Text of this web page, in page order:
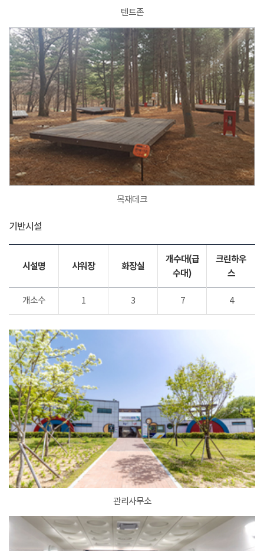
텐트존
목재데크
기반시설
시설명 샤워장 화장실
개수대(급
수대)
크린하우
스
개소수 1 3 7 4
관리사무소